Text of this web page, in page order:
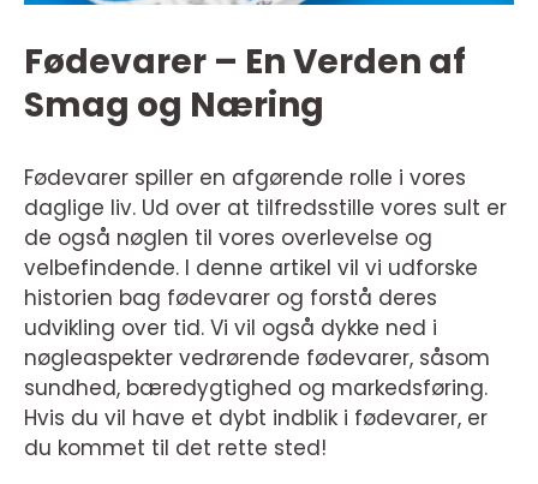
Fødevarer – En Verden af
Smag og Næring
Fødevarer spiller en afgørende rolle i vores
daglige liv. Ud over at tilfredsstille vores sult er
de også nøglen til vores overlevelse og
velbefindende. I denne artikel vil vi udforske
historien bag fødevarer og forstå deres
udvikling over tid. Vi vil også dykke ned i
nøgleaspekter vedrørende fødevarer, såsom
sundhed, bæredygtighed og markedsføring.
Hvis du vil have et dybt indblik i fødevarer, er
du kommet til det rette sted!